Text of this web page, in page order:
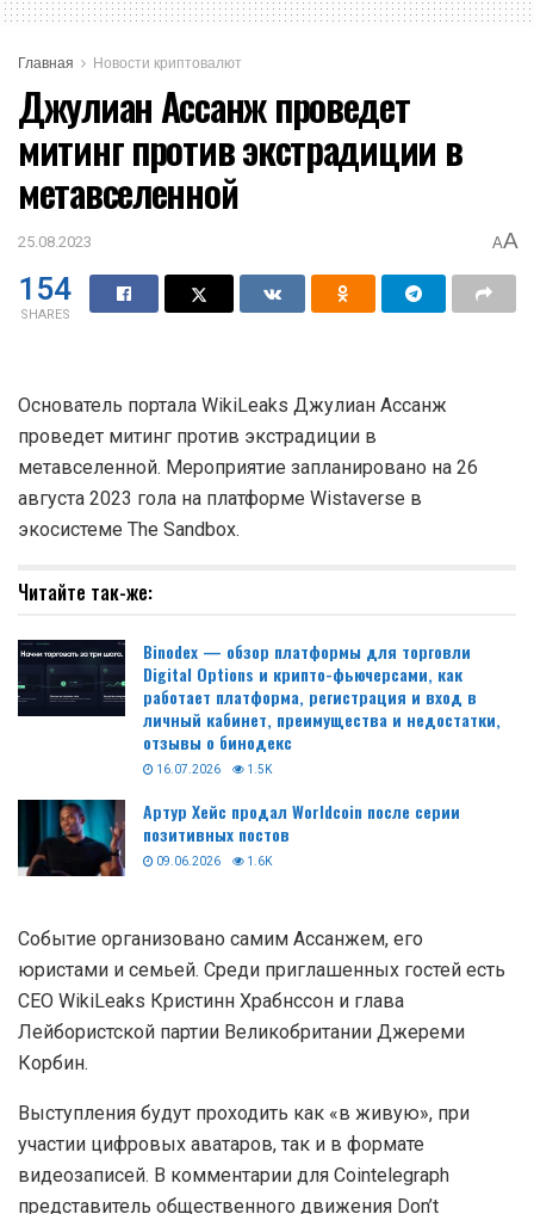
Главная Новости криптовалют
Джулиан Ассанж проведет
митинг против экстрадиции в
метавселенной
25.08.2023 AA
154
SHARES
Основатель портала WikiLeaks Джулиан Ассанж
проведет митинг против экстрадиции в
метавселенной. Мероприятие запланировано на 26
августа 2023 гола на платформе Wistaverse в
экосистеме The Sandbox.
Читайте так-же:
Binodex — обзор платформы для торговли
Digital Options и крипто-фьючерсами, как
работает платформа, регистрация и вход в
личный кабинет, преимущества и недостатки,
отзывы о бинодекс
16.07.2026 1.5K
Артур Хейс продал Worldcoin после серии
позитивных постов
09.06.2026 1.6K
Событие организовано самим Ассанжем, его
юристами и семьей. Среди приглашенных гостей есть
CEO WikiLeaks Кристинн Храбнссон и глава
Лейбористской партии Великобритании Джереми
Корбин.
Выступления будут проходить как «в живую», при
участии цифровых аватаров, так и в формате
видеозаписей. В комментарии для Cointelegraph
представитель общественного движения Don’t